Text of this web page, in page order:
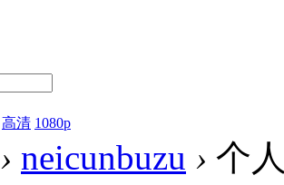
高清 1080p
› neicunbuzu › 个